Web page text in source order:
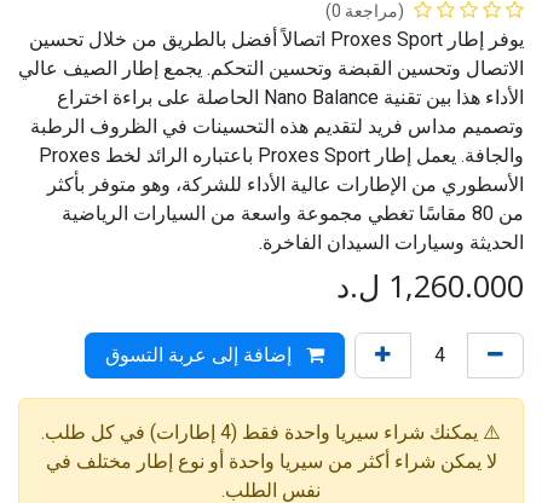
(مراجعة 0)
يوفر إطار Proxes Sport اتصالاً أفضل بالطريق من خلال تحسين
الاتصال وتحسين القبضة وتحسين التحكم. يجمع إطار الصيف عالي
الأداء هذا بين تقنية Nano Balance الحاصلة على براءة اختراع
وتصميم مداس فريد لتقديم هذه التحسينات في الظروف الرطبة
والجافة. يعمل إطار Proxes Sport باعتباره الرائد لخط Proxes
الأسطوري من الإطارات عالية الأداء للشركة، وهو متوفر بأكثر
من 80 مقاسًا تغطي مجموعة واسعة من السيارات الرياضية
الحديثة وسيارات السيدان الفاخرة.
1,260.000 ل.د
إضافة إلى عربة التسوق
⚠️ يمكنك شراء سيريا واحدة فقط (4 إطارات) في كل طلب.
لا يمكن شراء أكثر من سيريا واحدة أو نوع إطار مختلف في
نفس الطلب.